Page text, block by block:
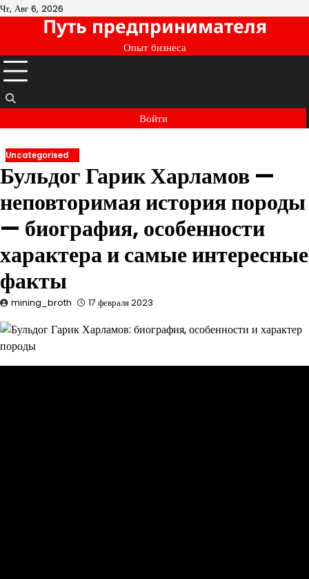
Перейти
содержимому
Чт, Авг 6, 2026
Путь предпринимателя
Опыт бизнеса
Войти
Uncategorised
Бульдог Гарик Харламов —
неповторимая история породы
— биография, особенности
характера и самые интересные
факты
mining_broth 17 февраля 2023